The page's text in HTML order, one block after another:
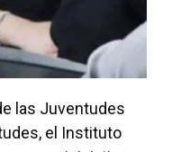
las Juventudes
el Instituto